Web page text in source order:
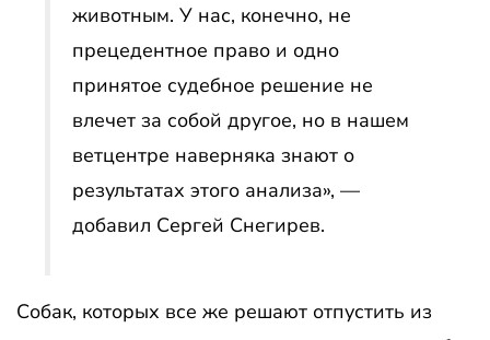
животным. У нас, конечно, не
прецедентное право и одно
принятое судебное решение не
влечет за собой другое, но в нашем
ветцентре наверняка знают о
результатах этого анализа», —
добавил Сергей Снегирев.
Собак, которых все же решают отпустить из